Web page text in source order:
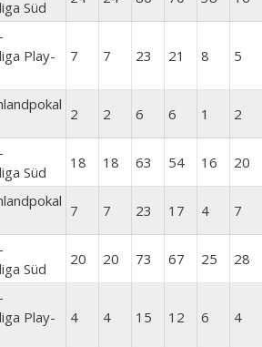
Süd
Play-
7 7 23 21 8 5
2 2 6 6 1 2
Süd
18 18 63 54 16 20
7 7 23 17 4 7
Süd
20 20 73 67 25 28
Play-
4 4 15 12 6 4